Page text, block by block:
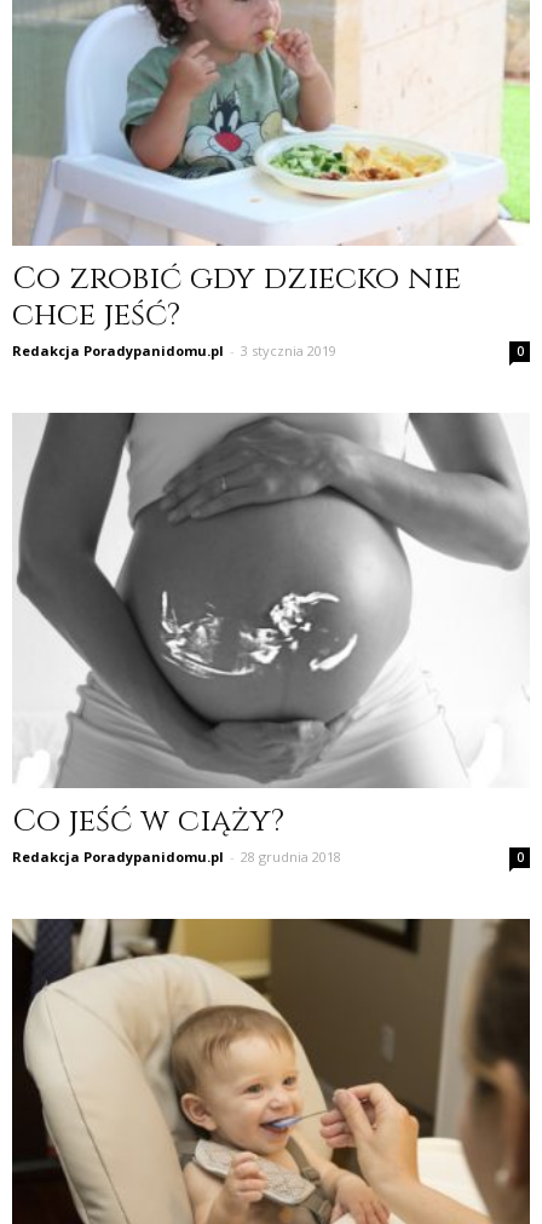
Co zrobić gdy dziecko nie
chce jeść?
Redakcja Poradypanidomu.pl - 3 stycznia 2019 0
Co jeść w ciąży?
Redakcja Poradypanidomu.pl - 28 grudnia 2018 0